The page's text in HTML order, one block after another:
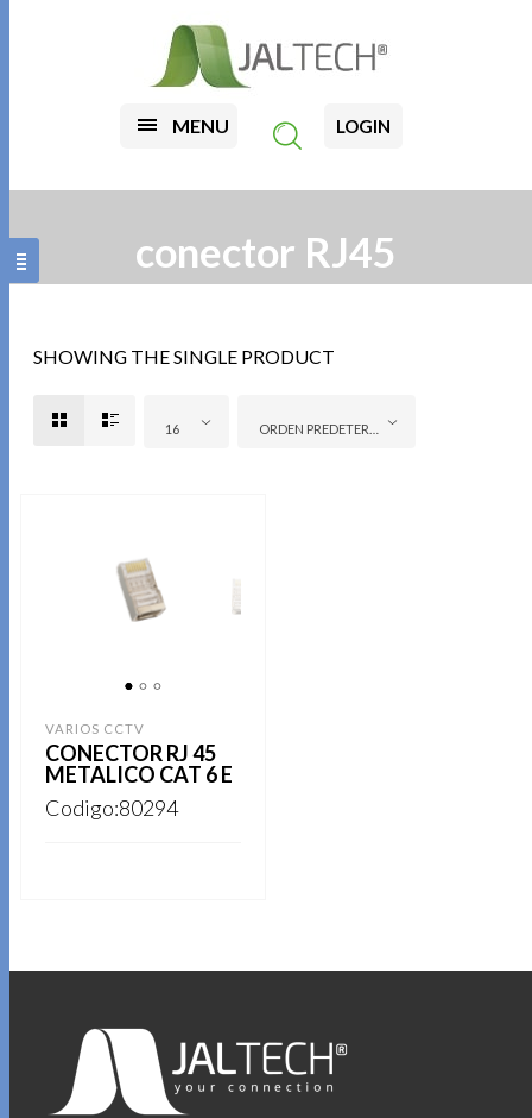
MENU LOGIN
conector RJ45
SHOWING THE SINGLE PRODUCT
16
VARIOS CCTV
CONECTOR RJ 45
METALICO CAT 6 E
Codigo:80294